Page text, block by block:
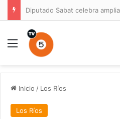
Menú
Inicio / Los Ríos
Los Ríos